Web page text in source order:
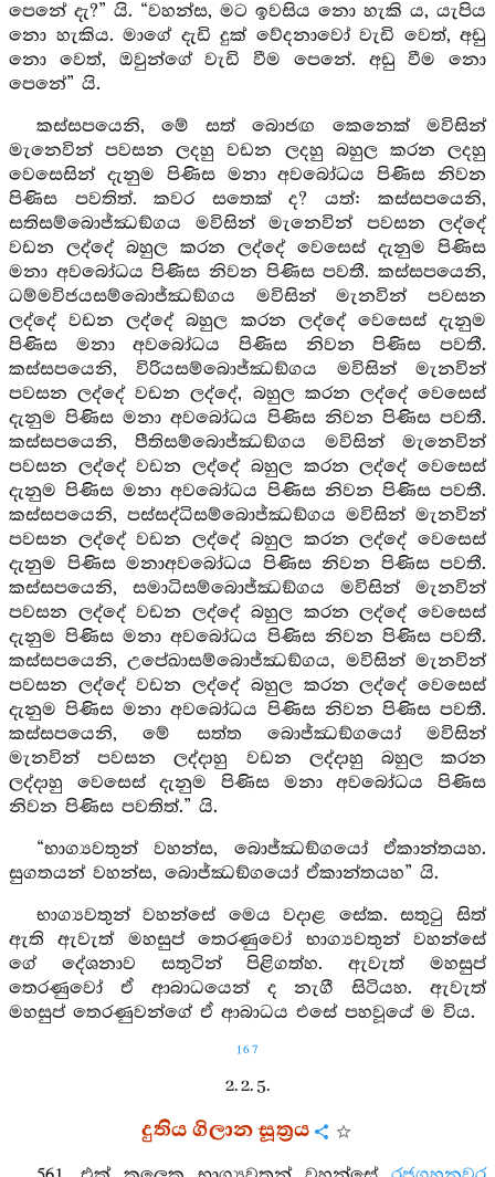
පෙනේ දැ?” යි. “වහන්ස, මට ඉවසිය නො හැකි ය, යැපිය
නො හැකිය. මාගේ දැඩි දුක් වේදනාවෝ වැඩි වෙත්, අඩු
නො වෙත්, ඔවුන්ගේ වැඩි වීම පෙනේ. අඩු වීම නො
පෙනේ” යි.
කස්සපයෙනි, මේ සත් බොජඟ කෙනෙක් මවිසින්
මැනෙවින් පවසන ලදහු වඩන ලදහු බහුල කරන ලදහු
වෙසෙසින් දැනුම පිණිස මනා අවබෝධය පිණිස නිවන
පිණිස පවතිත්. කවර සතෙක් ද? යත්: කස්සපයෙනි,
සතිසම්බොජ්ඣඞ්ගය මවිසින් මැනෙවින් පවසන ලද්දේ
වඩන ලද්දේ බහුල කරන ලද්දේ වෙසෙස් දැනුම පිණිස
මනා අවබෝධය පිණිස නිවන පිණිස පවතී. කස්සපයෙනි,
ධම්මවිජයසම්බොජ්ඣඞ්ගය මවිසින් මැනවින් පවසන
ලද්දේ වඩන ලද්දේ බහුල කරන ලද්දේ වෙසෙස් දැනුම
පිණිස මනා අවබෝධය පිණිස නිවන පිණිස පවතී.
කස්සපයෙනි, විරියසම්බොජ්ඣඞ්ගය මවිසින් මැනවින්
පවසන ලද්දේ වඩන ලද්දේ, බහුල කරන ලද්දේ වෙසෙස්
දැනුම පිණිස මනා අවබෝධය පිණිස නිවන පිණිස පවතී.
කස්සපයෙනි, පීතිසම්බොජ්ඣඞ්ගය මවිසින් මැනෙවින්
පවසන ලද්දේ වඩන ලද්දේ බහුල කරන ලද්දේ වෙසෙස්
දැනුම පිණිස මනා අවබෝධය පිණිස නිවන පිණිස පවතී.
කස්සපයෙනි, පස්සද්ධිසම්බොජ්ඣඞ්ගය මවිසින් මැනවින්
පවසන ලද්දේ වඩන ලද්දේ බහුල කරන ලද්දේ වෙසෙස්
දැනුම පිණිස මනාඅවබෝධය පිණිස නිවන පිණිස පවතී.
කස්සපයෙනි, සමාධිසම්බොජ්ඣඞ්ගය මවිසින් මැනවින්
පවසන ලද්දේ වඩන ලද්දේ බහුල කරන ලද්දේ වෙසෙස්
දැනුම පිණිස මනා අවබෝධය පිණිස නිවන පිණිස පවතී.
කස්සපයෙනි, උපේඛාසම්බොජ්ඣඞ්ගය, මවිසින් මැනවින්
පවසන ලද්දේ වඩන ලද්දේ බහුල කරන ලද්දේ වෙසෙස්
දැනුම පිණිස මනා අවබෝධය පිණිස නිවන පිණිස පවතී.
කස්සපයෙනි, මේ සත්ත බොජ්ඣඞ්ගයෝ මවිසින්
මැනවින් පවසන ලද්දාහු වඩන ලද්දාහු බහුල කරන
ලද්දාහු වෙසෙස් දැනුම පිණිස මනා අවබෝධය පිණිස
නිවන පිණිස පවතිත්.” යි.
“භාග්‍යවතුන් වහන්ස, බොජ්ඣඞ්ගයෝ ඒකාන්තයහ.
සුගතයන් වහන්ස, බොජ්ඣඞ්ගයෝ ඒකාන්තයහ” යි.
භාග්‍යවතුන් වහන්සේ මෙය වදාළ සේක. සතුටු සිත්
ඇති ඇවැත් මහසුප් තෙරණුවෝ භාග්‍යවතුන් වහන්සේ
ගේ දේශනාව සතුටින් පිළිගත්හ. ඇවැත් මහසුප්
තෙරණුවෝ ඒ ආබාධයෙන් ද නැගී සිටියහ. ඇවැත්
මහසුප් තෙරණුවන්ගේ ඒ ආබාධය එසේ පහවූයේ ම විය.
167
2. 2. 5.
දුතිය ගිලාන සූත්‍රය